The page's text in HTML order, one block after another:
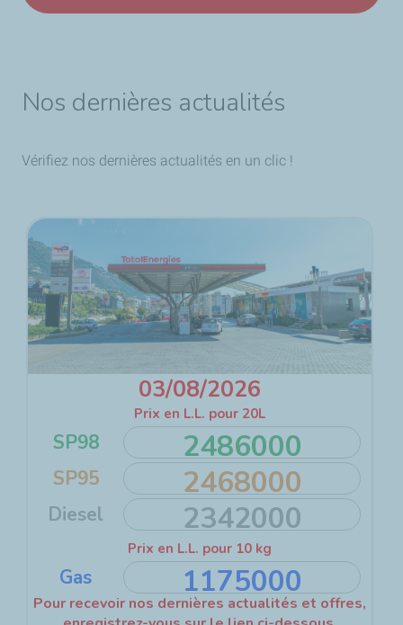
Nos dernières actualités
Vérifiez nos dernières actualités en un clic !